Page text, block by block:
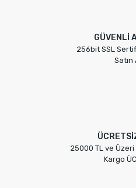
GÜVENLİ
256bit SSL
Satın
25000 TL ve
Kargo